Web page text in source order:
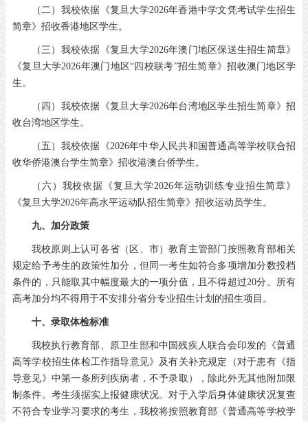
（二）我校依据《复旦大学2026年香港中学文凭考试学生招生
简章》招收香港地区学生。
（三）我校依据《复旦大学2026年澳门地区保送生招生简章》
《复旦大学2026年澳门地区“四校联考”招生简章》招收澳门地区学
生。
（四）我校依据《复旦大学2026年台湾地区学生招生简章》招
收台湾地区学生。
（五）我校依据《2026年中华人民共和国普通高等学校联合招
收华侨港澳台学生简章》招收港澳台侨学生。
（六）我校依据《复旦大学2026年运动训练专业招生简章》
《复旦大学2026年高水平运动队招生简章》招收运动员学生。
九、加分政策
我校原则上认可各省（区、市）教育主管部门按照教育部相关
规定给予考生的政策性加分，但同一考生如符合多项增加分数投档
条件的，只能取其中幅度最大的一项分值，且不得超过20分。所有
高考加分均不得用于不安排分省分专业招生计划的招生项目。
十、录取体检标准
我校执行教育部、原卫生部和中国残疾人联合会印发的《普通
高等学校招生体检工作指导意见》及有关补充规定（对于患有《指
导意见》中第一条所列疾病者，不予录取），除此外无其他附加限
制条件。考生须据实上报健康状况。对于入学后身体健康状况复查
不符合专业学习要求的考生，我校将按照教育部《普通高等学校学